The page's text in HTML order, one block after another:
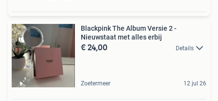
Blackpink The Album Versie 2 -
Nieuwstaat met alles erbij
€ 24,00 Details
Zoetermeer 12 jul 26